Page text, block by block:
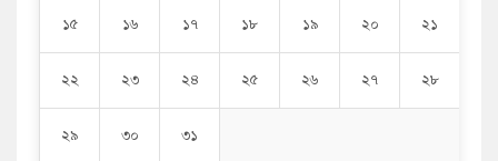
১৫ ১৬ ১৭ ১৮ ১৯ ২০ ২১
২২ ২৩ ২৪ ২৫ ২৬ ২৭ ২৮
২৯ ৩০ ৩১